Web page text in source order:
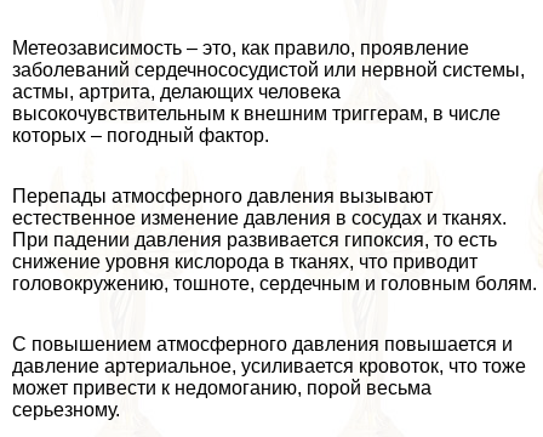
Метеозависимость – это, как правило, проявление
заболеваний сердечнососудистой или нервной системы,
астмы, артрита, делающих человека
высокочувствительным к внешним триггерам, в числе
которых – погодный фактор.
Перепады атмосферного давления вызывают
естественное изменение давления в сосудах и тканях.
При падении давления развивается гипоксия, то есть
снижение уровня кислорода в тканях, что приводит
головокружению, тошноте, сердечным и головным болям.
С повышением атмосферного давления повышается и
давление артериальное, усиливается кровоток, что тоже
может привести к недомоганию, порой весьма
серьезному.